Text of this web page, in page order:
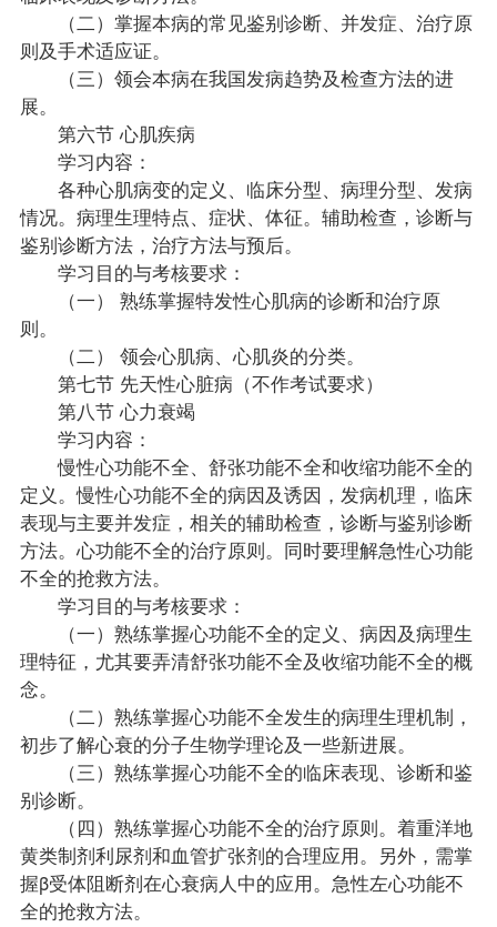
（二）掌握本病的常见鉴别诊断、并发症、治疗原
则及手术适应证。
（三）领会本病在我国发病趋势及检查方法的进
展。
第六节 心肌疾病
学习内容：
各种心肌病变的定义、临床分型、病理分型、发病
情况。病理生理特点、症状、体征。辅助检查，诊断与
鉴别诊断方法，治疗方法与预后。
学习目的与考核要求：
（一） 熟练掌握特发性心肌病的诊断和治疗原
则。
（二） 领会心肌病、心肌炎的分类。
第七节 先天性心脏病（不作考试要求）
第八节 心力衰竭
学习内容：
慢性心功能不全、舒张功能不全和收缩功能不全的
定义。慢性心功能不全的病因及诱因，发病机理，临床
表现与主要并发症，相关的辅助检查，诊断与鉴别诊断
方法。心功能不全的治疗原则。同时要理解急性心功能
不全的抢救方法。
学习目的与考核要求：
（一）熟练掌握心功能不全的定义、病因及病理生
理特征，尤其要弄清舒张功能不全及收缩功能不全的概
念。
（二）熟练掌握心功能不全发生的病理生理机制，
初步了解心衰的分子生物学理论及一些新进展。
（三）熟练掌握心功能不全的临床表现、诊断和鉴
别诊断。
（四）熟练掌握心功能不全的治疗原则。着重洋地
黄类制剂利尿剂和血管扩张剂的合理应用。另外，需掌
握β受体阻断剂在心衰病人中的应用。急性左心功能不
全的抢救方法。